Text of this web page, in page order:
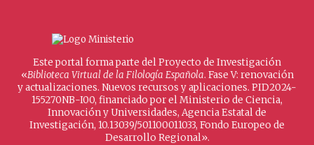
Este portal forma parte del Proyecto de Investigación
«Biblioteca Virtual de la Filología Española. Fase V: renovación
y actualizaciones. Nuevos recursos y aplicaciones. PID2024-
155270NB-I00, financiado por el Ministerio de Ciencia,
Innovación y Universidades, Agencia Estatal de
Investigación, 10.13039/501100011033, Fondo Europeo de
Desarrollo Regional».